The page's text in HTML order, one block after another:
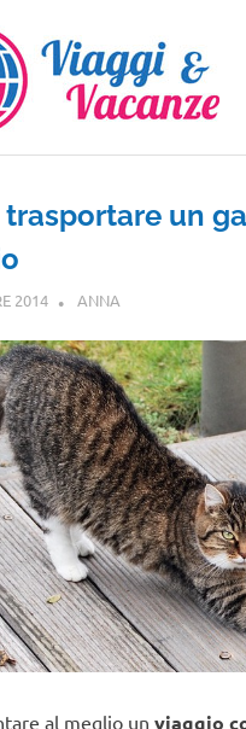
trasportare un
2014 ANNA
al meglio un viaggio